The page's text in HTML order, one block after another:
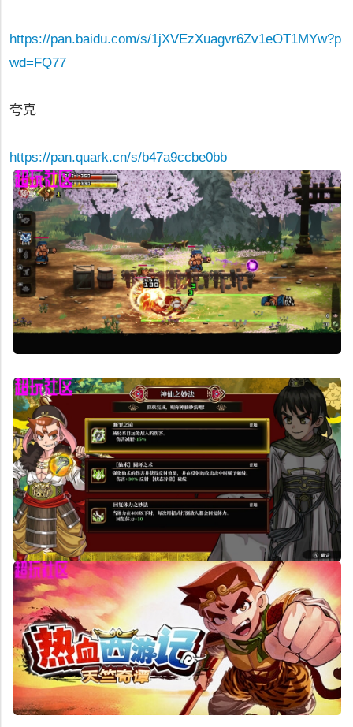
https://pan.baidu.com/s/1jXVEzXuagvr6Zv1eOT1MYw?p
wd=FQ77
夸克
https://pan.quark.cn/s/b47a9ccbe0bb